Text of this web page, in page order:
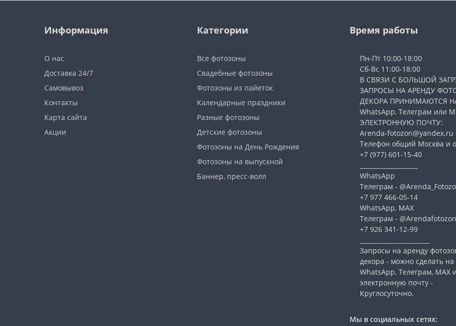
Информация
О нас
Доставка 24/7
Самовывоз
Контакты
Карта сайта
Акции
Категории
Все фотозоны
Свадебные фотозоны
Фотозоны из пайеток
Календарные праздники
Разные фотозоны
Детские фотозоны
Фотозоны на День Рождения
Фотозоны на выпускной
Баннер, пресс-волл
Время работы
Пн-Пт 10:00-18:00
Сб-Вс 11:00-18:00
В СВЯЗИ С БОЛЬШОЙ
ЗАПРОСЫ НА АРЕНДУ
ДЕКОРА ПРИНИМАЮТСЯ
WhatsApp, Телеграм или
ЭЛЕКТРОННУЮ ПОЧТУ:
Arenda-fotozon@yandex.ru
Телефон общий Москва и
+7 (977) 601-15-40
WhatsApp
Телеграм -
+7 977 466-05-14
WhatsApp, МАХ
Телеграм -
+7 926 341-12-99
Запросы на аренду
декора - можно сделать на
WhatsApp, Телеграм, МАХ
электронную почту -
Круглосуточно.
Мы в социальных сетях: